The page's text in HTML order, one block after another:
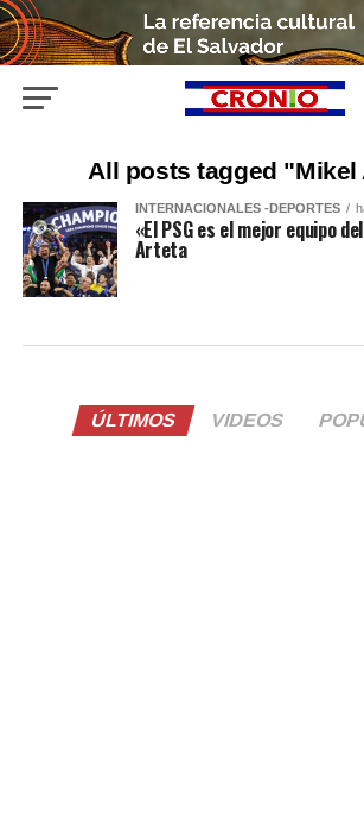
All posts tagged "Mikel
INTERNACIONALES -DEPORTES
«El PSG es el mejor equipo
Arteta
ÚLTIMOS VIDEOS